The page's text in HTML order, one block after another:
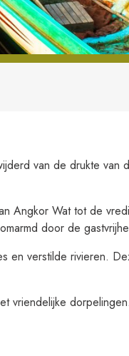
van de drukte van
Angkor Wat tot de
door de
en verstilde rivieren.